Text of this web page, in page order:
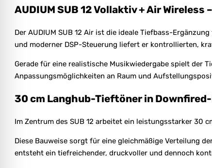
AUDIUM SUB 12 Vollaktiv + Air
Der AUDIUM SUB 12 Air ist die ideale Tiefbass-
und moderner DSP-Steuerung liefert er kontrollierten,
Gerade für eine realistische Musikwiedergabe spielt der
Anpassungsmöglichkeiten an Raum und
30 cm Langhub-Tieftöner in
Im Zentrum des SUB 12 arbeitet ein leistungsstarker 30
Diese Bauweise sorgt für eine gleichmäßige Verteilung
entsteht ein tiefreichender, druckvoller und dennoch